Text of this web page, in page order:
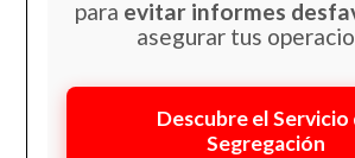
para evitar informes
asegurar tus
Descubre el Servicio
Segregación